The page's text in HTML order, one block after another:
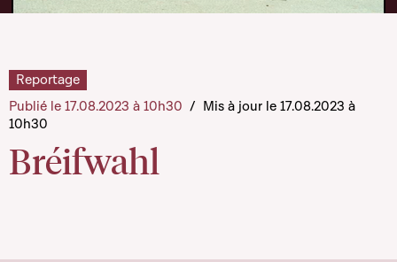
Bréifwahl
Reportage
Publié le 17.08.2023 à 10h30 / Mis à jour le 17.08.2023 à
10h30